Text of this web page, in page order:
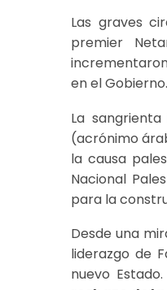
Las graves
premier
en el Gobierno.
La
(acrónimo
la causa
Nacional
para la
Desde una
liderazgo de
nuevo